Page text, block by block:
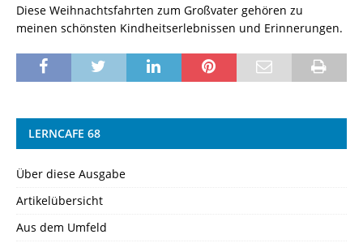
Diese Weihnachtsfahrten zum Großvater gehören zu
meinen schönsten Kindheitserlebnissen und Erinnerungen.
LERNCAFE 68
Über diese Ausgabe
Artikelübersicht
Aus dem Umfeld